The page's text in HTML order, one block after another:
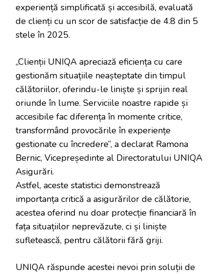
experiență simplificată și accesibilă, evaluată
de clienți cu un scor de satisfacție de 4.8 din 5
stele în 2025.
„Clienții UNIQA apreciază eficiența cu care
gestionăm situațiile neașteptate din timpul
călătoriilor, oferindu-le liniște și sprijin real
oriunde în lume. Serviciile noastre rapide și
accesibile fac diferența în momente critice,
transformând provocările în experiențe
gestionate cu încredere”, a declarat Ramona
Bernic, Vicepreședinte al Directoratului UNIQA
Asigurări.
Astfel, aceste statistici demonstrează
importanța critică a asigurărilor de călătorie,
acestea oferind nu doar protecție financiară în
fața situațiilor neprevăzute, ci și liniște
sufletească, pentru călătorii fără griji.
UNIQA răspunde acestei nevoi prin soluții de